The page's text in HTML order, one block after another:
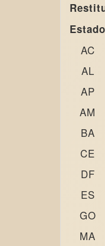
Estado
AC
AL
AP
AM
BA
CE
DF
ES
GO
MA